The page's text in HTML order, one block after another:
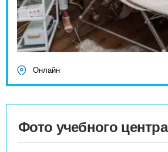
Онлайн
Фото учебного центра